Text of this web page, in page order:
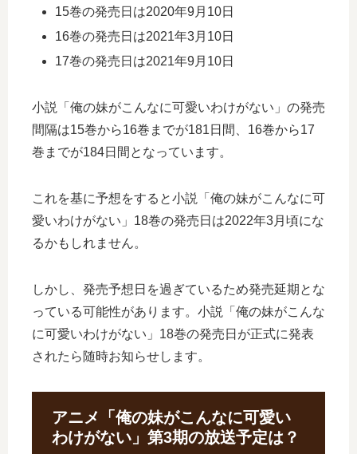
15巻の発売日は2020年9月10日
16巻の発売日は2021年3月10日
17巻の発売日は2021年9月10日
小説「俺の妹がこんなに可愛いわけがない」の発売
間隔は15巻から16巻までが181日間、16巻から17
巻までが184日間となっています。
これを基に予想をすると小説「俺の妹がこんなに可
愛いわけがない」18巻の発売日は2022年3月頃にな
るかもしれません。
しかし、発売予想日を過ぎているため発売延期とな
っている可能性があります。小説「俺の妹がこんな
に可愛いわけがない」18巻の発売日が正式に発表
されたら随時お知らせします。
アニメ「俺の妹がこんなに可愛い
わけがない」第3期の放送予定は？